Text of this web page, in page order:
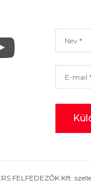
FELFEDEZŐK Kft.